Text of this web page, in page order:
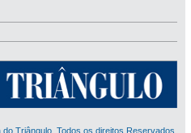
Triângulo. Todos os direitos Reservados.